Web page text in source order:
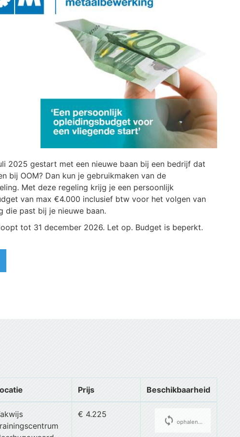
2025 gestart met een nieuwe baan bij een bedrijf dat
bij OOM? Dan kun je gebruikmaken van de
Met deze regeling krijg je een persoonlijk
van max €4.000 inclusief btw voor het volgen van
die past bij je nieuwe baan.
tot 31 december 2026. Let op. Budget is beperkt.
Prijs Beschikbaarheid
€ 4.225 cachedophalen...